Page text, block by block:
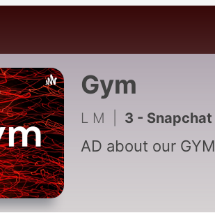
Gym
L M 3 - Snapchat
AD about our GYM